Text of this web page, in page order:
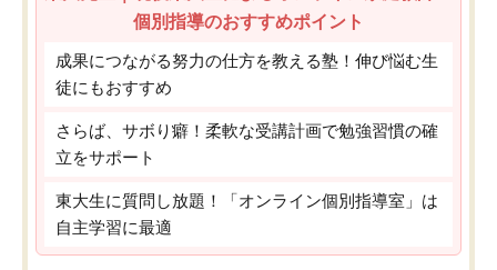
個別指導のおすすめポイント
成果につながる努力の仕方を教える塾！伸び悩む生
徒にもおすすめ
さらば、サボり癖！柔軟な受講計画で勉強習慣の確
立をサポート
東大生に質問し放題！「オンライン個別指導室」は
自主学習に最適